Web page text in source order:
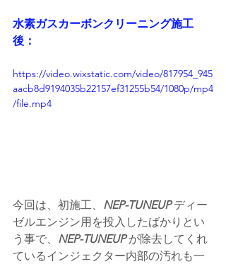
水素ガスカーボンクリーニング施工
後：
https://video.wixstatic.com/video/817954_945
aacb8d9194035b22157ef31255b54/1080p/mp4
/file.mp4
今回は、初施工、 NEP-TUNEUP ディー
ゼルエンジン用を投入したばかりとい
う事で、 NEP-TUNEUP が除去してくれ
ているインジェクター内部の汚れも一